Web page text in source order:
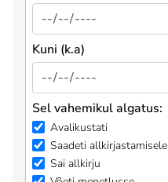
Kuni (k.a)
Sel vahemikul algatus:
Avalikustati
Saadeti allkirjastamisele
Sai allkirju